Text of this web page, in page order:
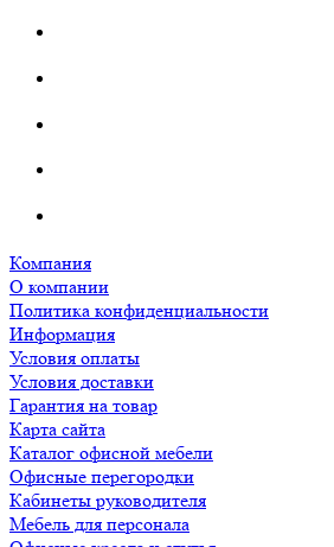
Компания
О компании
Политика конфиденциальности
Информация
Условия оплаты
Условия доставки
Гарантия на товар
Карта сайта
Каталог офисной мебели
Офисные перегородки
Кабинеты руководителя
Мебель для персонала